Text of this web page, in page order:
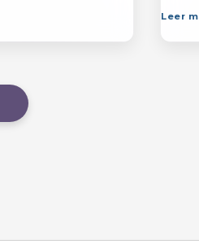
Centro Universitario
Leer